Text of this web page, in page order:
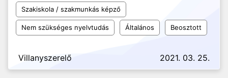
Szakiskola / szakmunkás képző
Nem szükséges nyelvtudás Általános Beosztott
Villanyszerelő 2021. 03. 25.